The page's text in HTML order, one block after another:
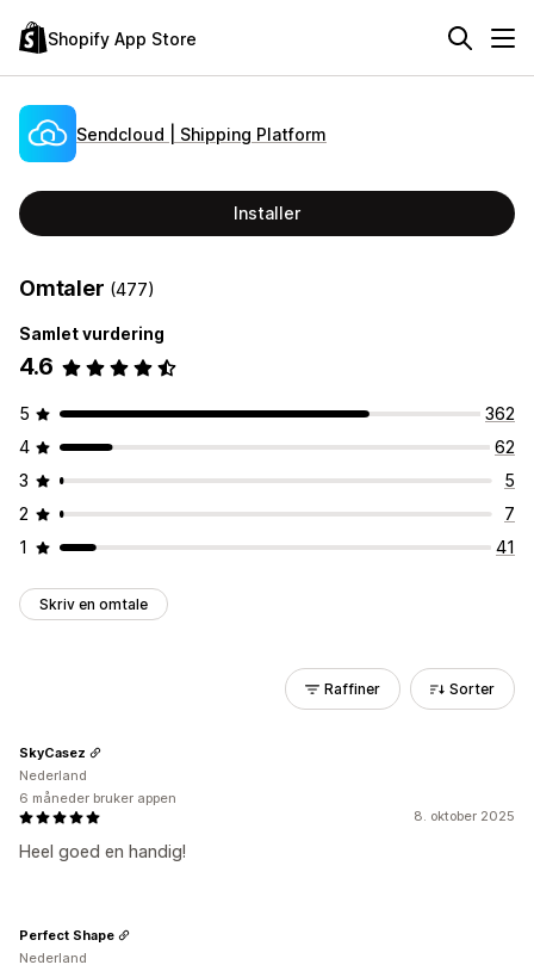
Shopify App Store
Sendcloud | Shipping Platform
Installer
Omtaler (477)
Samlet vurdering
4.6
5
362
4
62
3
5
2
7
1
41
Skriv en omtale
Raffiner Sorter
8. oktober 2025
Heel goed en handig!
SkyCasez
Nederland
6 måneder bruker appen
Perfect Shape
Nederland